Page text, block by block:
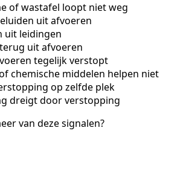
of wastafel loopt niet weg
uit afvoeren
uit leidingen
uit afvoeren
tegelijk verstopt
chemische middelen helpen niet
op zelfde plek
dreigt door verstopping
van deze signalen?